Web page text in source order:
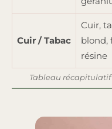
Cuir / Tabac
Cuir,
blond,
résine
Tableau récapitulatif